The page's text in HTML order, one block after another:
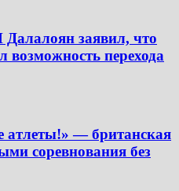
заявил, что
возможность перехода
атлеты!» — британская
соревнования без